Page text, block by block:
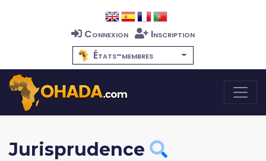
Connexion
Inscription
États-membres
Jurisprudence